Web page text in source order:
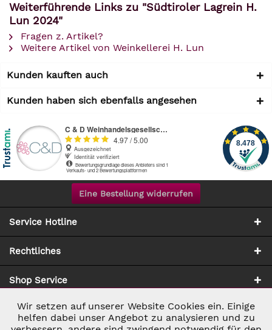
Weiterführende Links zu "Südtiroler Lagrein H.
Lun 2024"
Fragen z. Artikel?
Weitere Artikel von Weinkellerei H. Lun
Kunden kauften auch
Kunden haben sich ebenfalls angesehen
Eine Bestellung widerrufen
Service Hotline
Rechtliches
Shop Service
Zahlung & Versand
Notwendig Aktiv
Wir setzen auf unserer Website Cookies ein. Einige
helfen dabei unser Angebot zu analysieren und zu